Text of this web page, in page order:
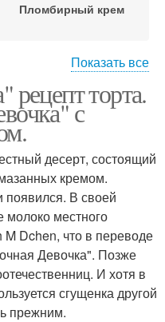
Пломбирный крем
Показать все
рецепт торта.
с
десерт, состоящий
кремом.
появился. В своей
молоко местного
Dchen, что в переводе
Девочка". Позже
И хотя в
сгущенка другой
прежним.